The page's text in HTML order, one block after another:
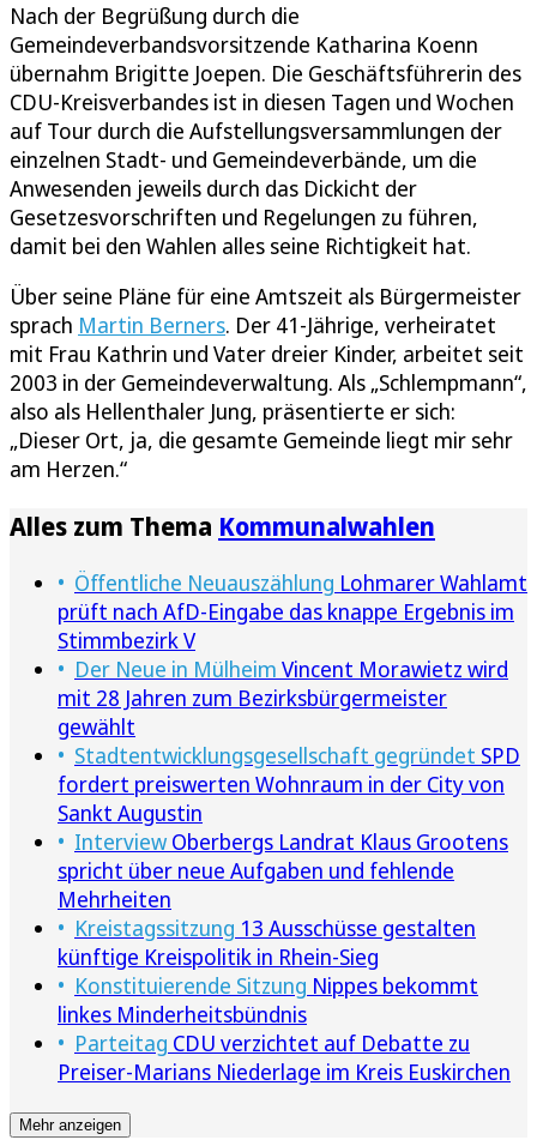
Nach der Begrüßung durch die
Gemeindeverbandsvorsitzende Katharina Koenn
übernahm Brigitte Joepen. Die Geschäftsführerin des
CDU-Kreisverbandes ist in diesen Tagen und Wochen
auf Tour durch die Aufstellungsversammlungen der
einzelnen Stadt- und Gemeindeverbände, um die
Anwesenden jeweils durch das Dickicht der
Gesetzesvorschriften und Regelungen zu führen,
damit bei den Wahlen alles seine Richtigkeit hat.
Über seine Pläne für eine Amtszeit als Bürgermeister
sprach Martin Berners. Der 41-Jährige, verheiratet
mit Frau Kathrin und Vater dreier Kinder, arbeitet seit
2003 in der Gemeindeverwaltung. Als „Schlempmann“,
also als Hellenthaler Jung, präsentierte er sich:
„Dieser Ort, ja, die gesamte Gemeinde liegt mir sehr
am Herzen.“
Alles zum Thema Kommunalwahlen
Öffentliche Neuauszählung Lohmarer Wahlamt
prüft nach AfD-Eingabe das knappe Ergebnis im
Stimmbezirk V
Der Neue in Mülheim Vincent Morawietz wird
mit 28 Jahren zum Bezirksbürgermeister
gewählt
Stadtentwicklungsgesellschaft gegründet SPD
fordert preiswerten Wohnraum in der City von
Sankt Augustin
Interview Oberbergs Landrat Klaus Grootens
spricht über neue Aufgaben und fehlende
Mehrheiten
Kreistagssitzung 13 Ausschüsse gestalten
künftige Kreispolitik in Rhein-Sieg
Konstituierende Sitzung Nippes bekommt
linkes Minderheitsbündnis
Parteitag CDU verzichtet auf Debatte zu
Preiser-Marians Niederlage im Kreis Euskirchen
Mehr anzeigen